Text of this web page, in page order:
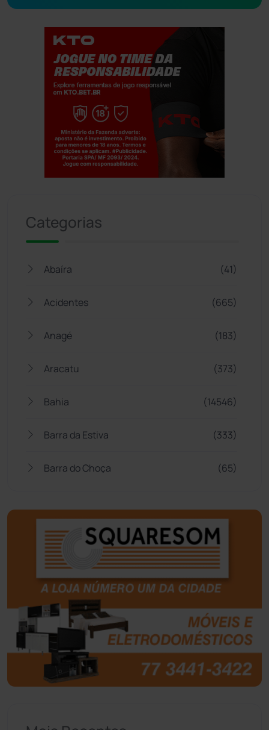
Categorias
Abaíra (41)
Acidentes (665)
Anagé (183)
Aracatu (373)
Bahia (14546)
Barra da Estiva (333)
Barra do Choça (65)
Bom Jesus da Lapa (510)
Boquira (152)
Botuporã
Brasil (7680)
Brumado (31962)